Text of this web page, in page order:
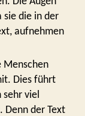
sie die in der
aufnehmen
Menschen
Dies führt
sehr viel
Denn der Text